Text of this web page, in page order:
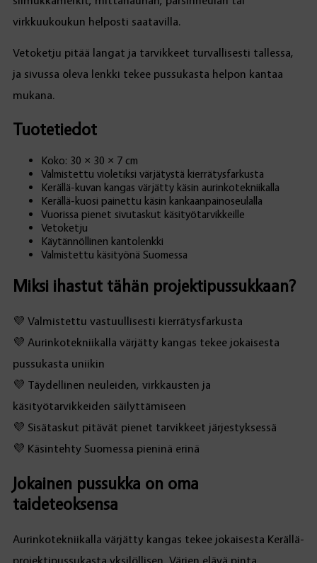
virkkuukoukun helposti saatavilla.
Vetoketju pitää langat ja tarvikkeet turvallisesti tallessa,
ja sivussa oleva lenkki tekee pussukasta helpon kantaa
mukana.
Tuotetiedot
Koko: 30 × 30 × 7 cm
Valmistettu violetiksi värjätystä kierrätysfarkusta
Kerällä-kuvan kangas värjätty käsin aurinkotekniikalla
Kerällä-kuosi painettu käsin kankaanpainoseulalla
Vuorissa pienet sivutaskut käsityötarvikkeille
Vetoketju
Käytännöllinen kantolenkki
Valmistettu käsityönä Suomessa
Miksi ihastut tähän projektipussukkaan?
💜 Valmistettu vastuullisesti kierrätysfarkusta
💜 Aurinkotekniikalla värjätty kangas tekee jokaisesta
pussukasta uniikin
💜 Täydellinen neuleiden, virkkausten ja
käsityötarvikkeiden säilyttämiseen
💜 Sisätaskut pitävät pienet tarvikkeet järjestyksessä
💜 Käsintehty Suomessa pieninä erinä
Jokainen pussukka on oma
taideteoksensa
Aurinkotekniikalla värjätty kangas tekee jokaisesta Kerällä-
projektipussukasta yksilöllisen. Värien elävä pinta